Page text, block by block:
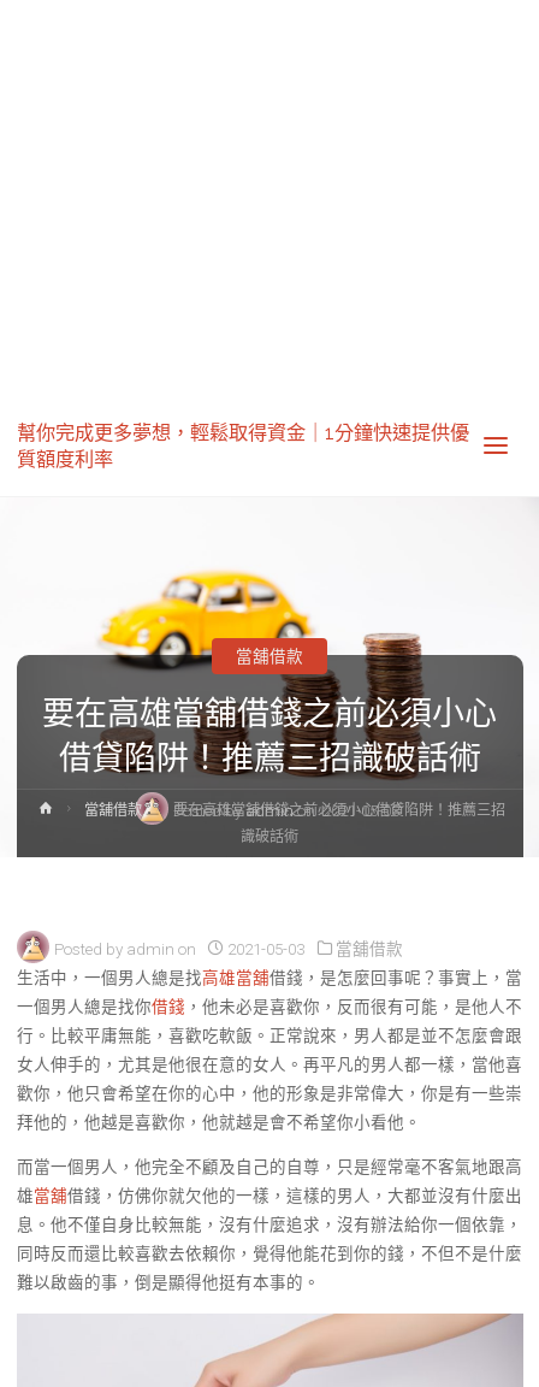
幫你完成更多夢想，輕鬆取得資金｜1分鐘快速提供優
質額度利率‎
要在高雄當舖借錢之前必須小心
借貸陷阱！推薦三招識破話術
Posted byadminon 2021-05-03
當舖借款
Home當舖借款
要在高雄當舖借錢之前必須小心借貸陷阱！推薦三招
識破話術
Posted by admin on 2021-05-03
當舖借款
生活中，一個男人總是找高雄當舖借錢，是怎麼回事呢？事實上，當
一個男人總是找你借錢 ，他未必是喜歡你，反而很有可能，是他人不
行。比較平庸無能，喜歡吃軟飯。正常說來，男人都是並不怎麼會跟
女人伸手的，尤其是他很在意的女人。再平凡的男人都一樣，當他喜
歡你，他只會希望在你的心中，他的形象是非常偉大，你是有一些崇
拜他的，他越是喜歡你，他就越是會不希望你小看他。
而當一個男人，他完全不顧及自己的自尊，只是經常毫不客氣地跟高
雄當舖借錢，仿佛你就欠他的一樣，這樣的男人，大都並沒有什麼出
息。他不僅自身比較無能，沒有什麼追求，沒有辦法給你一個依靠，
同時反而還比較喜歡去依賴你，覺得他能花到你的錢，不但不是什麼
難以啟齒的事，倒是顯得他挺有本事的。